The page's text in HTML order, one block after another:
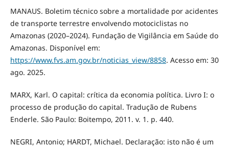
MANAUS. Boletim técnico sobre a mortalidade por acidentes
de transporte terrestre envolvendo motociclistas no
Amazonas (2020–2024). Fundação de Vigilância em Saúde do
Amazonas. Disponível em:
https://www.fvs.am.gov.br/noticias_view/8858. Acesso em: 30
ago. 2025.
MARX, Karl. O capital: crítica da economia política. Livro I: o
processo de produção do capital. Tradução de Rubens
Enderle. São Paulo: Boitempo, 2011. v. 1. p. 440.
NEGRI, Antonio; HARDT, Michael. Declaração: isto não é um